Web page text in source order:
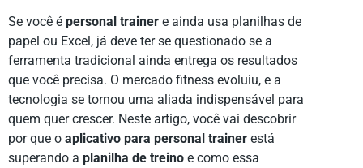
Se você é personal trainer e ainda usa planilhas de
papel ou Excel, já deve ter se questionado se a
ferramenta tradicional ainda entrega os resultados
que você precisa. O mercado fitness evoluiu, e a
tecnologia se tornou uma aliada indispensável para
quem quer crescer. Neste artigo, você vai descobrir
por que o aplicativo para personal trainer está
superando a planilha de treino e como essa